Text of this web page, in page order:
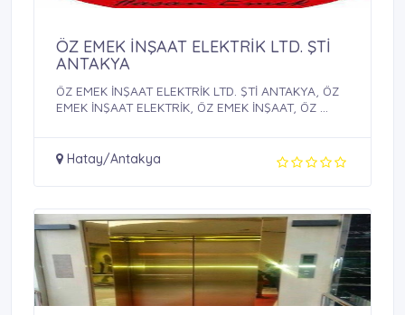
ÖZ EMEK İNŞAAT ELEKTRİK LTD. ŞTİ
ANTAKYA
ÖZ EMEK İNŞAAT ELEKTRİK LTD. ŞTİ ANTAKYA, ÖZ
EMEK İNŞAAT ELEKTRİK, ÖZ EMEK İNŞAAT, ÖZ ...
Hatay/Antakya